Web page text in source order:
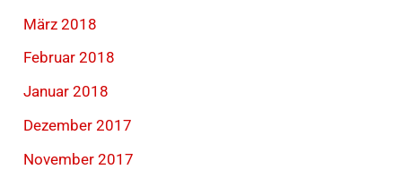
März 2018
Februar 2018
Januar 2018
Dezember 2017
November 2017